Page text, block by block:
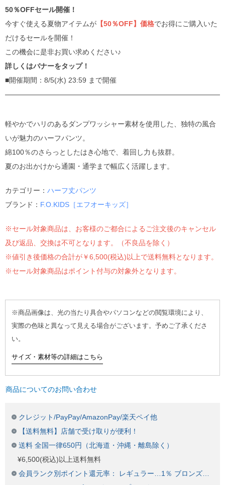
50％OFFセール開催！
今すぐ使える夏物アイテムが 【50％OFF】価格でお得にご購入いた
だけるセールを開催！
この機会に是非お買い求めください♪
詳しくはバナーをタップ！
■開催期間：8/5(水) 23:59 まで開催
軽やかでハリのあるダンプワッシャー素材を使用した、独特の風合
いが魅力のハーフパンツ。
綿100％のさらっとしたはき心地で、着回し力も抜群。
夏のお出かけから通園・通学まで幅広く活躍します。
カテゴリー： ハーフ丈パンツ
ブランド： F.O.KIDS［エフオーキッズ］
※セール対象商品は、お客様のご都合によるご注文後のキャンセル
及び返品、交換は不可となります。（不良品を除く）
※値引き後価格の合計が￥6,500(税込)以上で送料無料となります。
※セール対象商品はポイント付与の対象外となります。
※商品画像は、光の当たり具合やパソコンなどの閲覧環境により、
実際の色味と異なって見える場合がございます。予めご了承くださ
い。
サイズ・素材等の詳細はこちら
商品についてのお問い合わせ
クレジット/PayPay/AmazonPay/楽天ペイ他
【送料無料】店舗で受け取りが便利！
送料 全国一律650円（北海道・沖縄・離島除く）
¥6,500(税込)以上送料無料
会員ランク別ポイント還元率： レギュラー…1％ ブロンズ…